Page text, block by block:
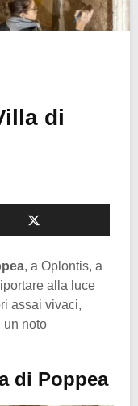
di
, a Oplontis, a
alla luce
assai vivaci,
un noto
di Poppea